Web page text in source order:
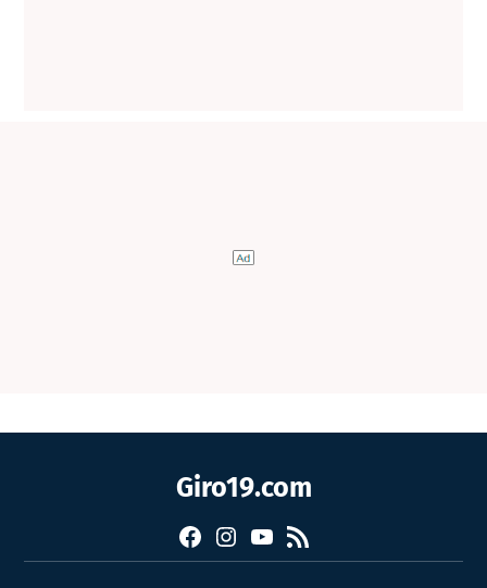
Giro19.com
FacebookInstagram
YouTube
RSS